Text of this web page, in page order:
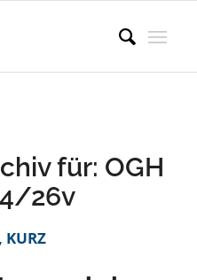
für: OGH
26v
KURZ